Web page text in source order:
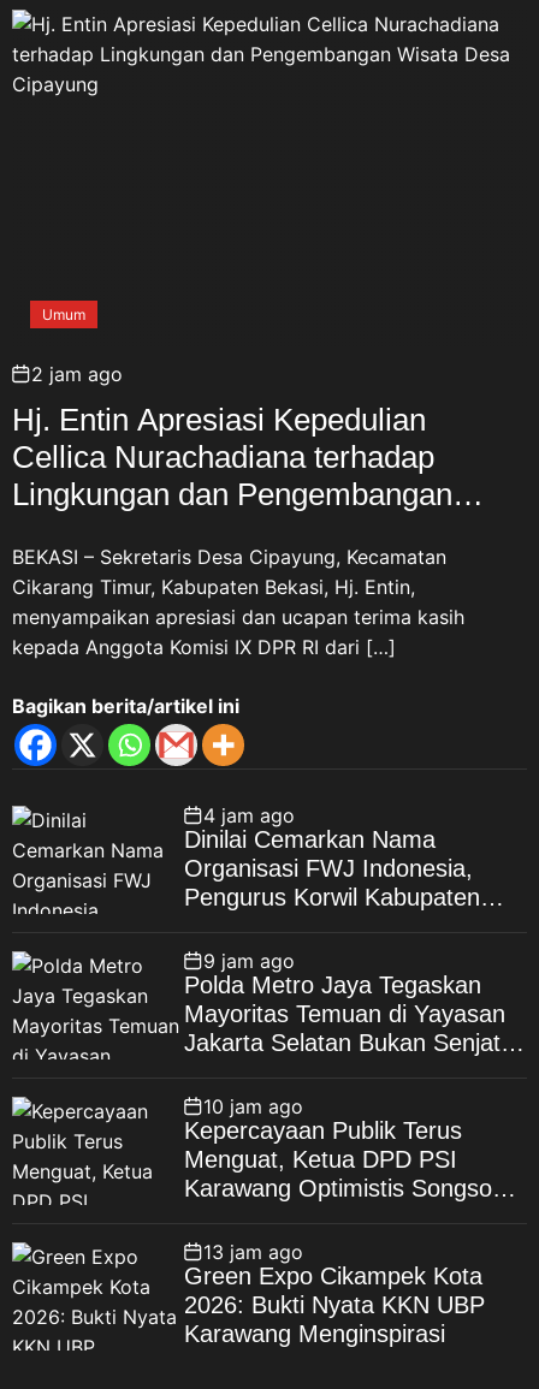
Umum
2 jam ago
Hj. Entin Apresiasi Kepedulian
Cellica Nurachadiana terhadap
Lingkungan dan Pengembangan
BEKASI – Sekretaris Desa Cipayung, Kecamatan
Cikarang Timur, Kabupaten Bekasi, Hj. Entin,
menyampaikan apresiasi dan ucapan terima kasih
kepada Anggota Komisi IX DPR RI dari […]
Bagikan berita/artikel ini
4 jam ago
Dinilai Cemarkan Nama
Organisasi FWJ Indonesia,
Pengurus Korwil Kabupaten
ke Polisi
9 jam ago
Polda Metro Jaya Tegaskan
Mayoritas Temuan di Yayasan
Jakarta Selatan Bukan Senjata
Berjalan
10 jam ago
Kepercayaan Publik Terus
Menguat, Ketua DPD PSI
Karawang Optimistis Songsong
13 jam ago
Green Expo Cikampek Kota
2026: Bukti Nyata KKN UBP
Karawang Menginspirasi